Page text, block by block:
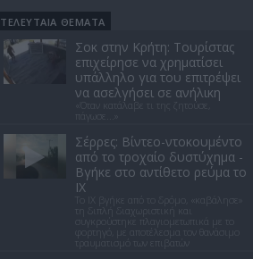
ΤΕΛΕΥΤΑΙΑ ΘΕΜΑΤΑ
Σοκ στην Κρήτη: Τουρίστας
επιχείρησε να χρηματίσει
υπάλληλο για του επιτρέψει
να ασελγήσει σε ανήλικη
«Όταν κατάλαβε τι της ζητούσε,
πάγωσε...»
Σέρρες: Βίντεο-ντοκουμέντο
από το τροχαίο δυστύχημα -
Βγήκε στο αντίθετο ρεύμα το
ΙΧ
Το ΙΧ βγήκε από το δρόμο, «καβάλησε»
τη διπλή διαχωριστική και
συγκρούστηκε πλαγιομετωπικά με το
φορτηγό, με αποτέλεσμα τον θανάσιμο
τραυματισμό των επιβατών